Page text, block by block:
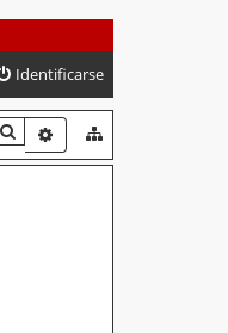
Identificarse
BUSCARBÚSQUEDA